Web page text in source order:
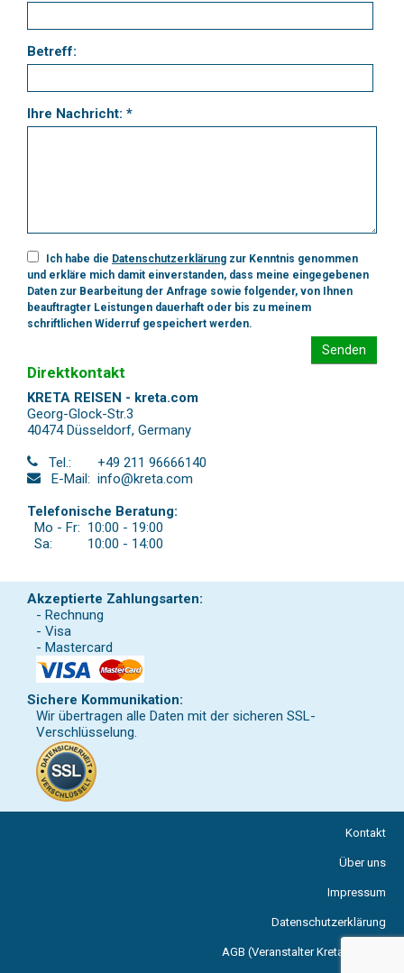
Betreff:
Ihre Nachricht: *
Ich habe die Datenschutzerklärung zur Kenntnis genommen
und erkläre mich damit einverstanden, dass meine eingegebenen
Daten zur Bearbeitung der Anfrage sowie folgender, von Ihnen
beauftragter Leistungen dauerhaft oder bis zu meinem
schriftlichen Widerruf gespeichert werden.
Senden
Direktkontakt
KRETA REISEN - kreta.com
Georg-Glock-Str.3
40474 Düsseldorf, Germany
Tel.:
+49 211 96666140
E-Mail: info@kreta.com
Telefonische Beratung:
Mo - Fr: 10:00 - 19:00
Sa:
10:00 - 14:00
Akzeptierte Zahlungsarten:
- Rechnung
- Visa
- Mastercard
Sichere Kommunikation:
Wir übertragen alle Daten mit der sicheren SSL-
Verschlüsselung.
Kontakt
Über uns
Impressum
Datenschutzerklärung
AGB (Veranstalter Kreta Reisen)